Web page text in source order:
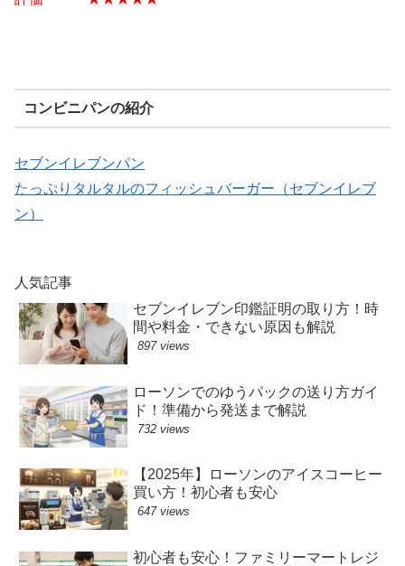
コンビニパンの紹介
セブンイレブンパン
たっぷりタルタルのフィッシュバーガー（セブンイレブ
ン）
人気記事
セブンイレブン印鑑証明の取り方！時
間や料金・できない原因も解説
897 views
ローソンでのゆうパックの送り方ガイ
ド！準備から発送まで解説
732 views
【2025年】ローソンのアイスコーヒー
買い方！初心者も安心
647 views
初心者も安心！ファミリーマートレジ